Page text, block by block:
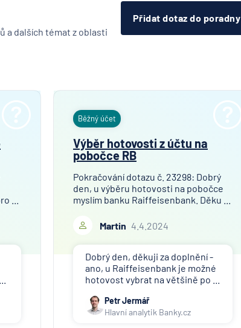
a dalších témat z oblasti
Přidat dotaz do poradny
...
Běžný účet
Výběr hotovosti z účtu na
pobočce RB
Pokračování dotazu č. 23298: Dobrý
den, u výběru hotovosti na pobočce
myslím banku Raiffeisenbank. Děku ...
Martin 4.4.2024
Dobrý den, děkuji za doplnění -
ano, u Raiffeisenbank je možné
hotovost vybrat na většině po ...
Petr Jermář
Hlavní analytik Banky.cz